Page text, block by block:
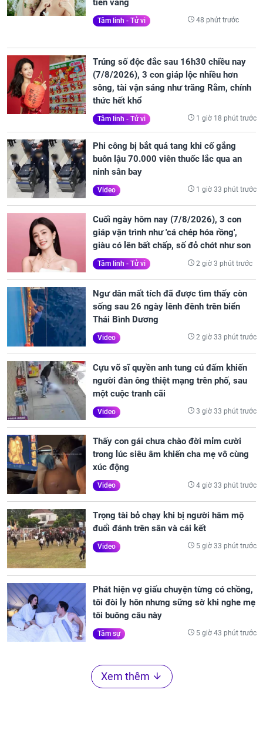
Tâm linh - Tử vi 48 phút trước
Trúng số độc đắc sau 16h30 chiều nay
(7/8/2026), 3 con giáp lộc nhiều hơn
sông, tài vận sáng như trăng Rằm, chính
thức hết khổ
Tâm linh - Tử vi 1 giờ 18 phút trước
Phi công bị bắt quả tang khi cố gắng
buôn lậu 70.000 viên thuốc lắc qua an
ninh sân bay
Video 1 giờ 33 phút trước
Cuối ngày hôm nay (7/8/2026), 3 con
giáp vận trình như 'cá chép hóa rồng',
giàu có lên bất chấp, số đỏ chót như son
Tâm linh - Tử vi 2 giờ 3 phút trước
Ngư dân mất tích đã được tìm thấy còn
sống sau 26 ngày lênh đênh trên biển
Thái Bình Dương
Video 2 giờ 33 phút trước
Cựu võ sĩ quyền anh tung cú đấm khiến
người đàn ông thiệt mạng trên phố, sau
một cuộc tranh cãi
Video 3 giờ 33 phút trước
Thấy con gái chưa chào đời mỉm cười
trong lúc siêu âm khiến cha mẹ vô cùng
xúc động
Video 4 giờ 33 phút trước
Trọng tài bỏ chạy khi bị người hâm mộ
đuổi đánh trên sân và cái kết
Video 5 giờ 33 phút trước
Phát hiện vợ giấu chuyện từng có chồng,
tôi đòi ly hôn nhưng sững sờ khi nghe mẹ
tôi buông câu này
Tâm sự 5 giờ 43 phút trước
Xem thêm